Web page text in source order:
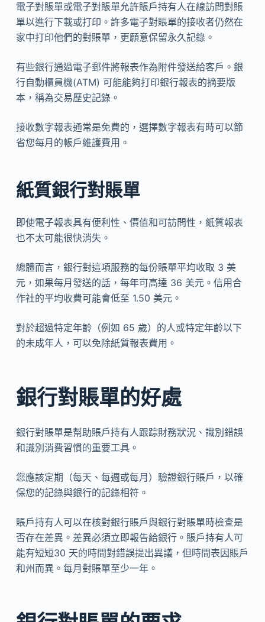
電子對賬單或電子對賬單允許賬戶持有人在線訪問對賬
單以進行下載或打印。許多電子對賬單的接收者仍然在
家中打印他們的對賬單，更願意保留永久記錄。
有些銀行通過電子郵件將報表作為附件發送給客戶。銀
行自動櫃員機(ATM) 可能能夠打印銀行報表的摘要版
本，稱為交易歷史記錄。
接收數字報表通常是免費的，選擇數字報表有時可以節
省您每月的帳戶維護費用。
紙質銀行對賬單
即使電子報表具有便利性、價值和可訪問性，紙質報表
也不太可能很快消失。
總體而言，銀行對這項服務的每份賬單平均收取 3 美
元，如果每月發送的話，每年可高達 36 美元。信用合
作社的平均收費可能會低至 1.50 美元。
對於超過特定年齡（例如 65 歲）的人或特定年齡以下
的未成年人，可以免除紙質報表費用。
銀行對賬單的好處
銀行對賬單是幫助賬戶持有人跟踪財務狀況、識別錯誤
和識別消費習慣的重要工具。
您應該定期（每天、每週或每月）驗證銀行賬戶，以確
保您的記錄與銀行的記錄相符。
賬戶持有人可以在核對銀行賬戶與銀行對賬單時檢查是
否存在差異。差異必須立即報告給銀行。賬戶持有人可
能有短短30 天的時間對錯誤提出異議，但時間表因賬戶
和州而異。每月對賬單至少一年。